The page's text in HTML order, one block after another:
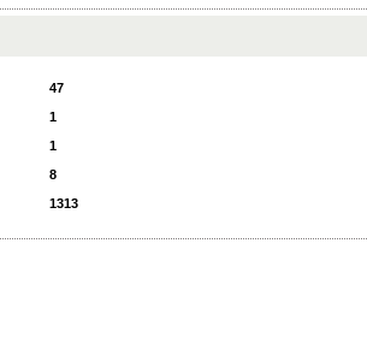
47
1
1
8
1313